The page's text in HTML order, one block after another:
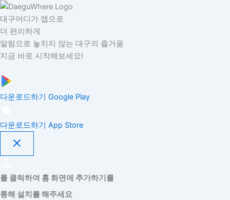
대구어디가 앱으로
더 편리하게
알림으로 놓치지 않는 대구의 즐거움
지금 바로 시작해보세요!
다운로드하기 Google Play
다운로드하기 App Store
를 클릭하여 홈 화면에 추가하기를
통해 설치를 해주세요